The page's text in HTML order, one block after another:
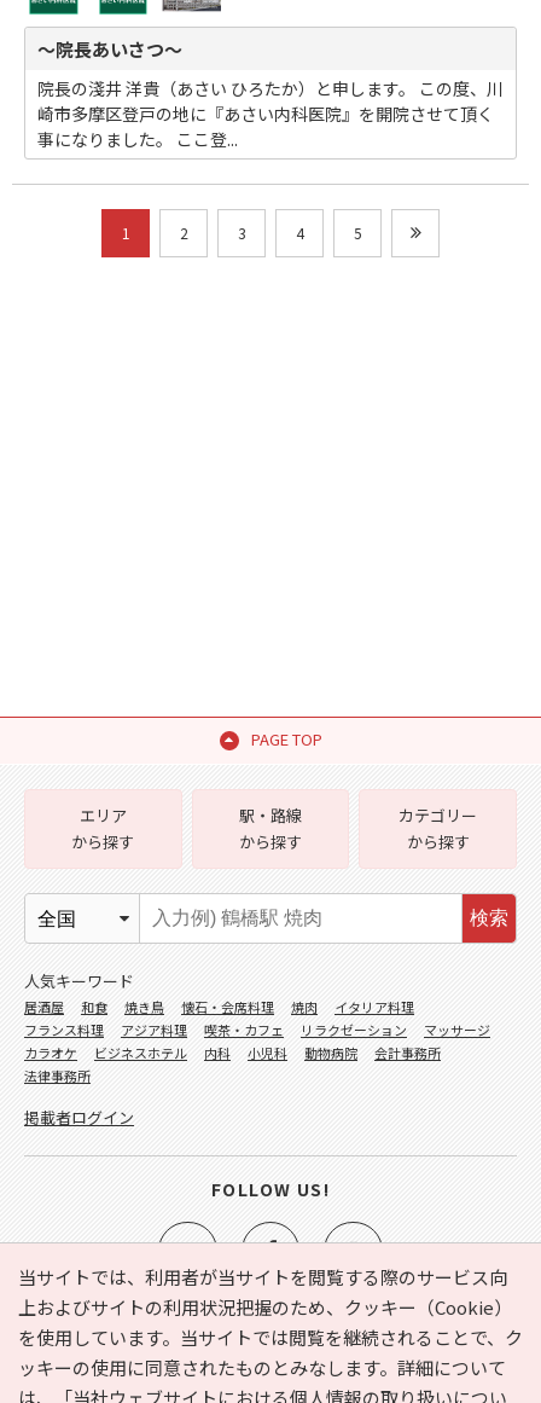
～院長あいさつ～
院長の淺井 洋貴（あさい ひろたか）と申します。 この度、川
崎市多摩区登戸の地に『あさい内科医院』を開院させて頂く
事になりました。 ここ登...
1 2 3 4 5
PAGE TOP
当サイトでは、利用者が当サイトを閲覧する際のサービス向
上およびサイトの利用状況把握のため、クッキー（Cookie）
を使用しています。当サイトでは閲覧を継続されることで、ク
ッキーの使用に同意されたものとみなします。詳細について
は、
「当社ウェブサイトにおける個人情報の取り扱いについ
e-NAVITA（イーナビタ）とは？ お気に入り
ヘルプ
利用規約
個人情報の取り扱いについて 運営会社
エリア
から探す
駅・路線
から探す
カテゴリー
から探す
検索
人気キーワード
居酒屋 和食 焼き鳥 懐石・会席料理 焼肉
イタリア料理
フランス料理
アジア料理 喫茶・カフェ リラクゼーション
マッサージ
カラオケ
ビジネスホテル 内科 小児科 動物病院
会計事務所
法律事務所
掲載者ログイン
FOLLOW US!